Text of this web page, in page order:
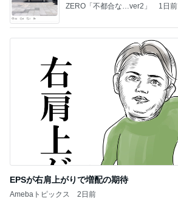
ZERO「不都合な…ver2」 1日前
EPSが右肩上がりで増配の期待
Amebaトピックス 2日前